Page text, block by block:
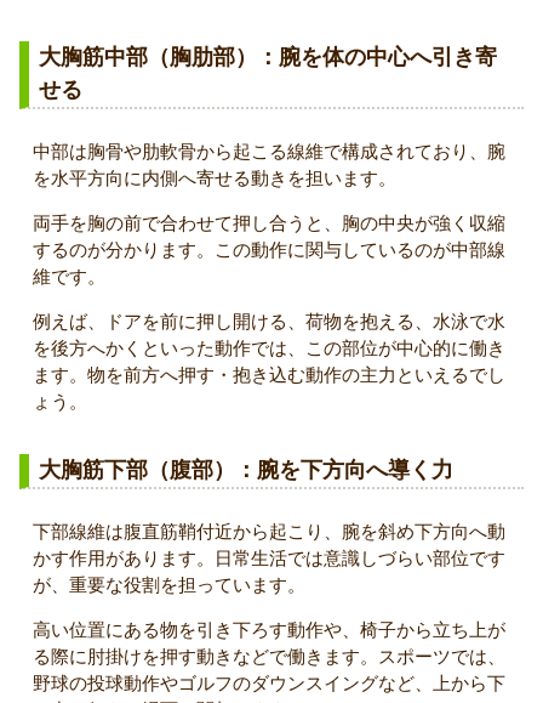
大胸筋中部（胸肋部）：腕を体の中心へ引き寄
せる
中部は胸骨や肋軟骨から起こる線維で構成されており、腕
を水平方向に内側へ寄せる動きを担います。
両手を胸の前で合わせて押し合うと、胸の中央が強く収縮
するのが分かります。この動作に関与しているのが中部線
維です。
例えば、ドアを前に押し開ける、荷物を抱える、水泳で水
を後方へかくといった動作では、この部位が中心的に働き
ます。物を前方へ押す・抱き込む動作の主力といえるでし
ょう。
大胸筋下部（腹部）：腕を下方向へ導く力
下部線維は腹直筋鞘付近から起こり、腕を斜め下方向へ動
かす作用があります。日常生活では意識しづらい部位です
が、重要な役割を担っています。
高い位置にある物を引き下ろす動作や、椅子から立ち上が
る際に肘掛けを押す動きなどで働きます。スポーツでは、
野球の投球動作やゴルフのダウンスイングなど、上から下